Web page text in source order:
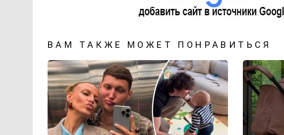
ВАМ ТАКЖЕ МОЖЕТ ПОНРАВИТЬСЯ